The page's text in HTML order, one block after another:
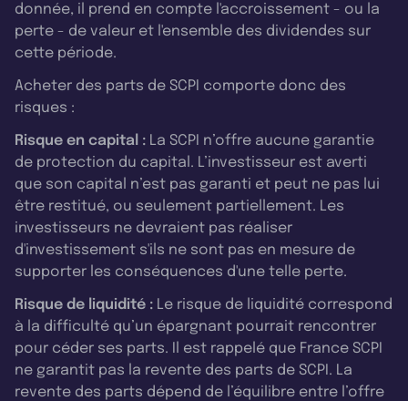
donnée, il prend en compte l'accroissement - ou la
perte - de valeur et l'ensemble des dividendes sur
cette période.
Acheter des parts de SCPI comporte donc des
risques :
Risque en capital : La SCPI n’offre aucune garantie
de protection du capital. L’investisseur est averti
que son capital n’est pas garanti et peut ne pas lui
être restitué, ou seulement partiellement. Les
investisseurs ne devraient pas réaliser
d'investissement s'ils ne sont pas en mesure de
supporter les conséquences d'une telle perte.
Risque de liquidité : Le risque de liquidité correspond
à la difficulté qu’un épargnant pourrait rencontrer
pour céder ses parts. Il est rappelé que France SCPI
ne garantit pas la revente des parts de SCPI. La
revente des parts dépend de l’équilibre entre l’offre